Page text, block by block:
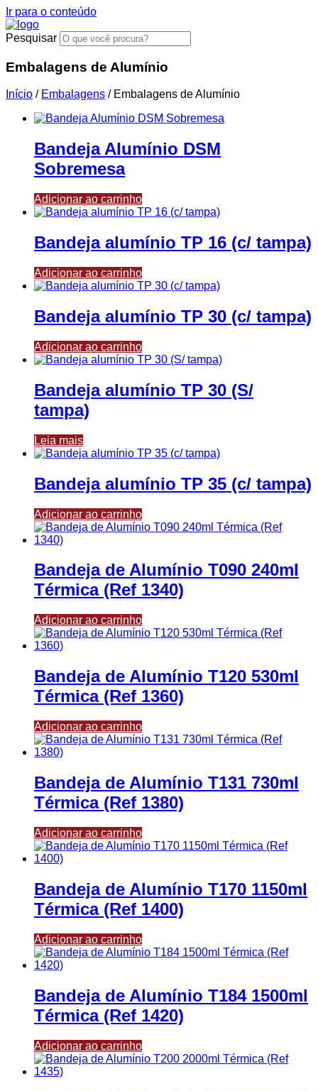
Ir para o conteúdo
Pesquisar
Embalagens de Alumínio
Início / Embalagens / Embalagens de Alumínio
Bandeja Alumínio DSM
Sobremesa
Adicionar ao carrinho
Bandeja alumínio TP 16 (c/ tampa)
Adicionar ao carrinho
Bandeja alumínio TP 30 (c/ tampa)
Adicionar ao carrinho
Bandeja alumínio TP 30 (S/
tampa)
Leia mais
Bandeja alumínio TP 35 (c/ tampa)
Adicionar ao carrinho
Bandeja de Alumínio T090 240ml
Térmica (Ref 1340)
Adicionar ao carrinho
Bandeja de Alumínio T120 530ml
Térmica (Ref 1360)
Adicionar ao carrinho
Bandeja de Alumínio T131 730ml
Térmica (Ref 1380)
Adicionar ao carrinho
Bandeja de Alumínio T170 1150ml
Térmica (Ref 1400)
Adicionar ao carrinho
Bandeja de Alumínio T184 1500ml
Térmica (Ref 1420)
Adicionar ao carrinho